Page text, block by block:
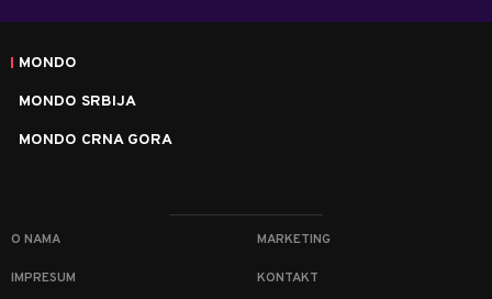
MONDO
MONDO SRBIJA
MONDO CRNA GORA
O NAMA MARKETING
IMPRESUM KONTAKT